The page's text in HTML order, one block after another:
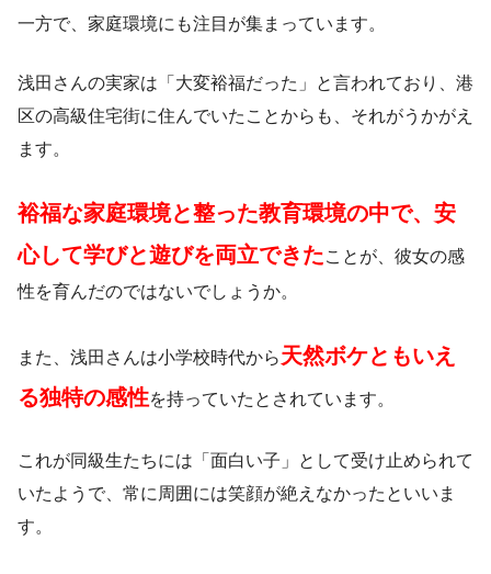
一方で、家庭環境にも注目が集まっています。
浅田さんの実家は「大変裕福だった」と言われており、港
区の高級住宅街に住んでいたことからも、それがうかがえ
ます。
裕福な家庭環境と整った教育環境の中で、安
心して学びと遊びを両立できたことが、彼女の感
性を育んだのではないでしょうか。
また、浅田さんは小学校時代から天然ボケともいえ
る独特の感性を持っていたとされています。
これが同級生たちには「面白い子」として受け止められて
いたようで、常に周囲には笑顔が絶えなかったといいま
す。